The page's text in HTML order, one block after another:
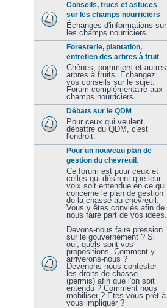
Conseils, trucs et astuces
sur les champs nourriciers
Échanges d'informations sur
les champs nourriciers
Foresterie, plantation,
entretien des arbres à fruit
Chênes, pommiers et autres
arbres à fruits. Échangez
vos conseils sur le sujet.
Forum complémentaire aux
champs nourriciers.
Débats sur le QDM
Pour ceux qui veulent
débattre du QDM, c'est
l'endroit.
Pour un nouveau plan de
gestion du chevreuil.
Ce forum est pour ceux et
celles qui désirent que leur
voix soit entendue en ce qui
concerne le plan de gestion
de la chasse au chevreuil.
Vous y êtes conviés afin de
nous faire part de vos idées.
Devons-nous faire pression
sur le gouvernement ? Si
oui, quels sont vos
propositions. Comment y
arriverons-nous ?
Devenons-nous contester
les droits de chasse
(permis) afin que l'on soit
entendu ? Comment nous
mobiliser ? Etes-vous prêt à
vous impliquer ?